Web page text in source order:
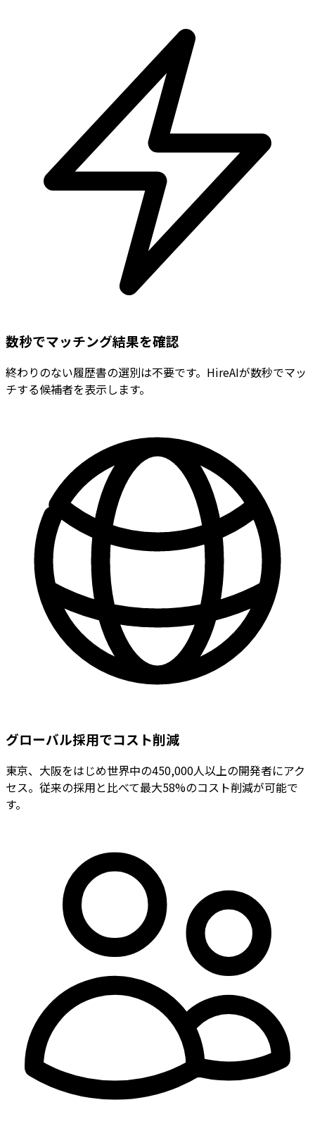
数秒でマッチング結果を確認
終わりのない履歴書の選別は不要です。HireAIが数秒でマッ
チする候補者を表示します。
グローバル採用でコスト削減
東京、大阪をはじめ世界中の450,000人以上の開発者にアク
セス。従来の採用と比べて最大58%のコスト削減が可能で
す。